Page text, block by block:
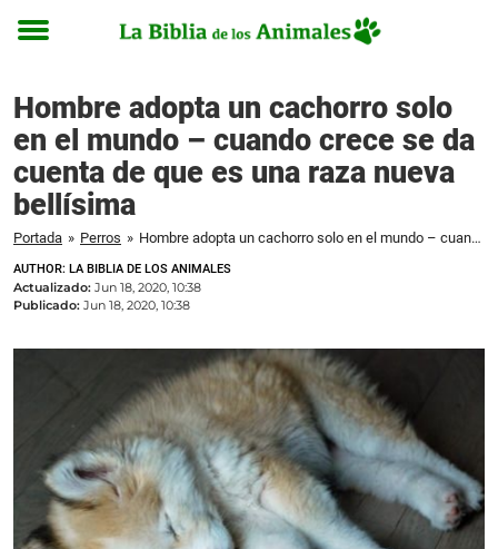
Toggle
Hombre adopta un cachorro solo
en el mundo – cuando crece se da
cuenta de que es una raza nueva
bellísima
Portada » Perros » Hombre adopta un cachorro solo en el mundo – cuando crece se da cuenta de que es una raza nueva bellísima
AUTHOR: LA BIBLIA DE LOS ANIMALES
Actualizado: Jun 18, 2020, 10:38
Publicado: Jun 18, 2020, 10:38